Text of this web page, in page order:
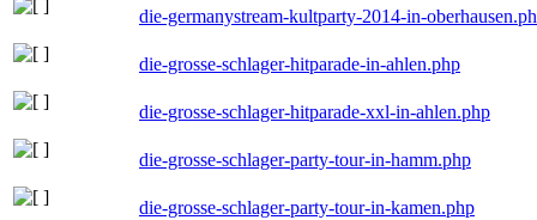
die-germanystream-kultparty-2014-in-
die-grosse-schlager-hitparade-in-ahlen.php
die-grosse-schlager-hitparade-xxl-in-ahlen.php
die-grosse-schlager-party-tour-in-hamm.php
die-grosse-schlager-party-tour-in-kamen.php